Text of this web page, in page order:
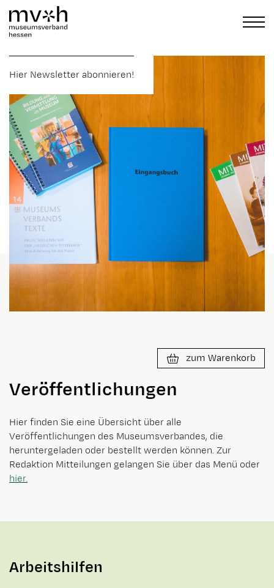
Hier Newsletter abonnieren!
Veröffentlichungen
Hier finden Sie eine Übersicht über alle
Veröffentlichungen des Museumsverbandes, die
heruntergeladen oder bestellt werden können. Zur
Redaktion Mitteilungen gelangen Sie über das Menü oder
hier.
zum Warenkorb
Arbeitshilfen